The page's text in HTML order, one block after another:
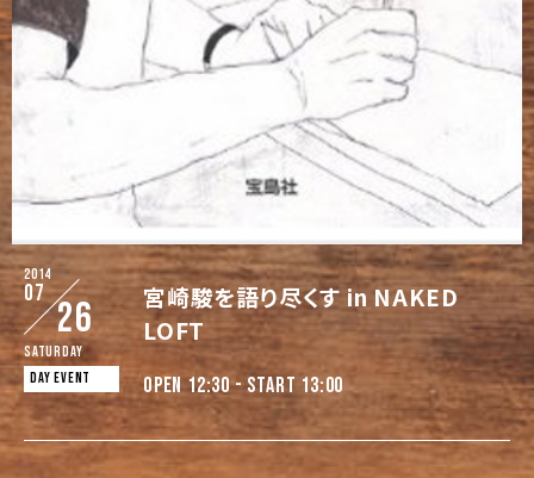
2014
07
26
Saturday
DAY EVENT
宮崎駿を語り尽くす in NAKED
LOFT
OPEN 12:30 - START 13:00